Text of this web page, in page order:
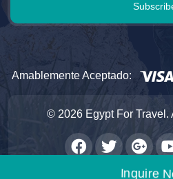
Amablemente Aceptado:
© 2026 Egypt For Travel.
Inquire